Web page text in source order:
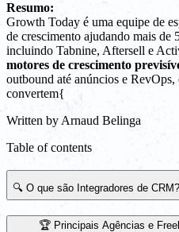
Resumo:
Growth Today é uma equipe de
de crescimento ajudando mais
incluindo Tabnine, Aftersell e
motores de crescimento
outbound até anúncios e RevOps,
convertem{
Written by Arnaud Belinga
Table of contents
🔍 O que são Integradores de CRM?
🏆 Principais Agências e